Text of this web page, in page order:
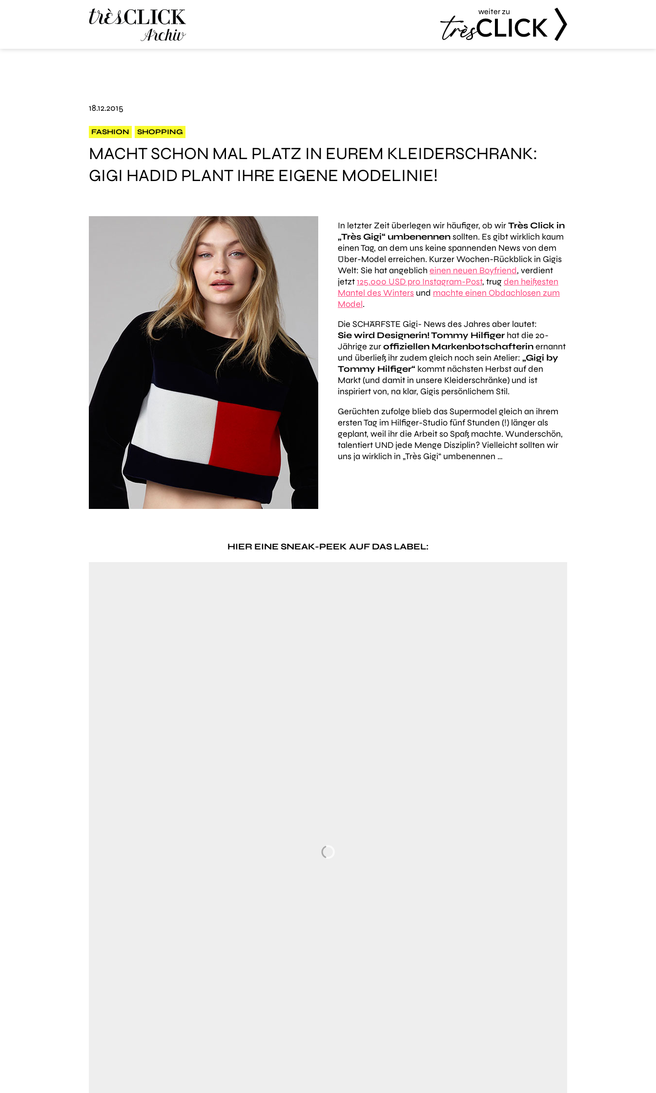
weiter zu
18.12.2015
FASHION SHOPPING
MACHT SCHON MAL PLATZ IN EUREM KLEIDERSCHRANK:
GIGI HADID PLANT IHRE EIGENE MODELINIE!
In letzter Zeit überlegen wir häufiger, ob wirTrès Click in
„Très Gigi“ umbenennensollten. Es gibt wirklich kaum
einen Tag, an dem uns keine spannenden News von dem
Über-Model erreichen. Kurzer Wochen-Rückblick in Gigis
Welt: Sie hat angeblich einen neuen Boyfriend, verdient
jetzt125.000 USD pro Instagram-Post, trugden heißesten
Mantel des Winters und machte einen Obdachlosen zum
Model.
Die SCHÄRFSTE Gigi- News des Jahres aber lautet:
Sie wird Designerin! Tommy Hilfiger hat die 20-
Jährige zuroffiziellen Markenbotschafterinernannt
und überließ ihr zudem gleich noch sein Atelier: „Gigi by
Tommy Hilfiger“ kommt nächsten Herbst auf den
Markt (und damit in unsere Kleiderschränke) und ist
inspiriert von, na klar, Gigis persönlichem Stil.
Gerüchten zufolge blieb das Supermodel gleich an ihrem
ersten Tag im Hilfiger-Studio fünf Stunden (!) länger als
geplant, weil ihr die Arbeit so Spaß machte. Wunderschön,
talentiert UND jede Menge Disziplin? Vielleicht sollten wir
uns ja wirklich in „Très Gigi“ umbenennen …
HIER EINE SNEAK-PEEK AUF DAS LABEL: